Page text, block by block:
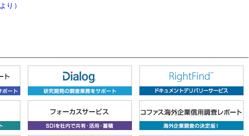
より）